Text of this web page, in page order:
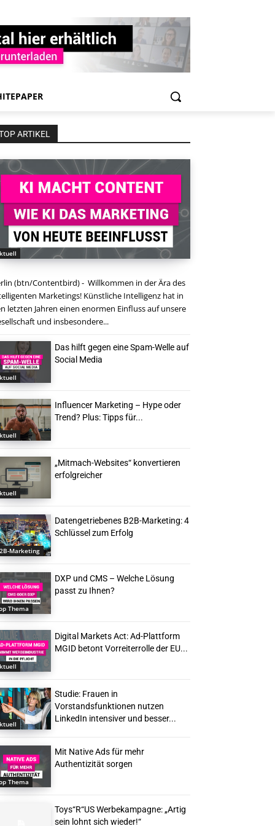
ARTIKEL
(btn/Contentbird) - Willkommen in der Ära des
Marketings! Künstliche Intelligenz hat in
letzten Jahren einen enormen Einfluss auf unsere
und insbesondere...
Das hilft gegen eine Spam-Welle auf
Social Media
Influencer Marketing – Hype oder
Trend? Plus: Tipps für...
„Mitmach-Websites“ konvertieren
erfolgreicher
Marketing
Datengetriebenes B2B-Marketing: 4
Schlüssel zum Erfolg
Thema
DXP und CMS – Welche Lösung
passt zu Ihnen?
Digital Markets Act: Ad-Plattform
MGID betont Vorreiterrolle der EU...
Studie: Frauen in
Vorstandsfunktionen nutzen
LinkedIn intensiver und besser...
Thema
Mit Native Ads für mehr
Authentizität sorgen
Toys“R“US Werbekampagne: „Artig
sein lohnt sich wieder!“